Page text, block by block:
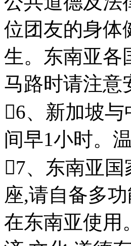
位团友的身体
生。东南亚各
马路时请注意
6、新加坡
间早1小时。
7、东南亚国
座,请自备多
在东南亚使用